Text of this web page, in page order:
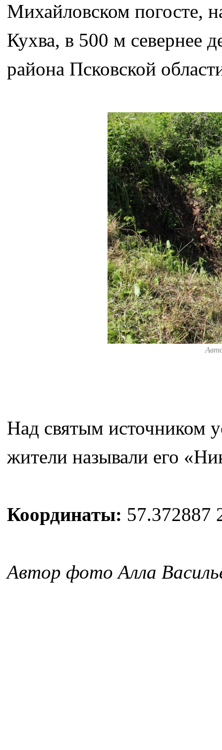
Михайловском погосте,
Кухва, в 500 м севернее
района Псковской
Над святым источником
жители называли его
Координаты: 57.372887
Автор фото Алла